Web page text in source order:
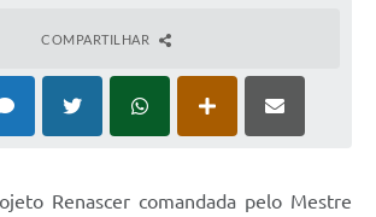
COMPARTILHAR
Renascer comandada pelo Mestre